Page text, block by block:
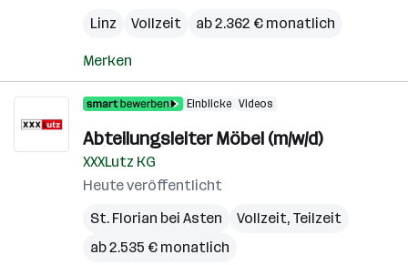
Linz
Vollzeit ab 2.362 € monatlich
Merken
Einblicke Videos
Abteilungsleiter Möbel (m/w/d)
XXXLutz KG
Heute veröffentlicht
St. Florian bei Asten
Vollzeit, Teilzeit
ab 2.535 € monatlich